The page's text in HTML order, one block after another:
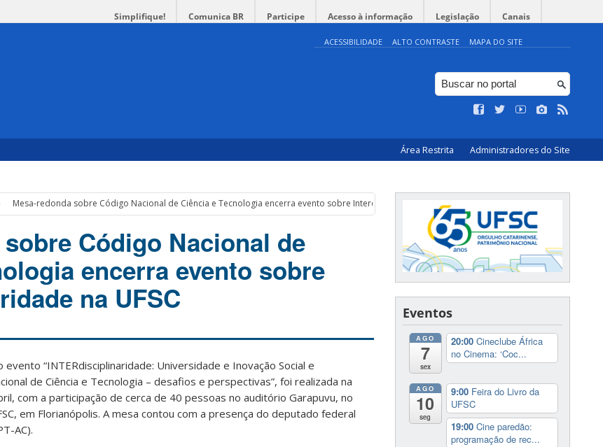
Simplifique! Comunica BR Participe Acesso à informação Legislação Canais
ACESSIBILIDADE ALTO CONTRASTE MAPA DO SITE
Área Restrita Administradores do Site
Mesa-redonda sobre Código Nacional de Ciência e Tecnologia encerra evento sobre Interdisciplinaridade na UFSC
Código Nacional de
encerra evento sobre
na UFSC
“INTERdisciplinaridade: Universidade e Inovação Social e
de Ciência e Tecnologia – desafios e perspectivas”, foi realizada na
com a participação de cerca de 40 pessoas no auditório Garapuvu, no
em Florianópolis. A mesa contou com a presença do deputado federal
AC).
Eventos
AGO
7
sex
20:00 Cineclube África
no Cinema: ‘Coc...
AGO
10
seg
9:00 Feira do Livro da
UFSC
19:00 Cine paredão:
programação de rec...